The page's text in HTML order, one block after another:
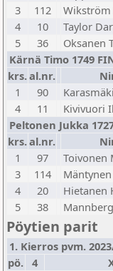
3
112 Wikström
4
10 Taylor
5
36 Oksanen
Kärnä Timo 1749
krs.al.nr.
1
90
4
11 Kivivuori
Peltonen Jukka
krs.al.nr.
1
97 Toivonen
3
114
4
20 Hietanen
5
38
Pöytien parit
1. Kierros pvm.
pö. 4